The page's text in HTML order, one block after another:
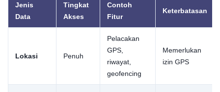
Jenis
Data
Tingkat
Akses
Contoh
Fitur
Keterbatasan
Lokasi Penuh
Pelacakan
GPS,
riwayat,
geofencing
Memerlukan
izin GPS